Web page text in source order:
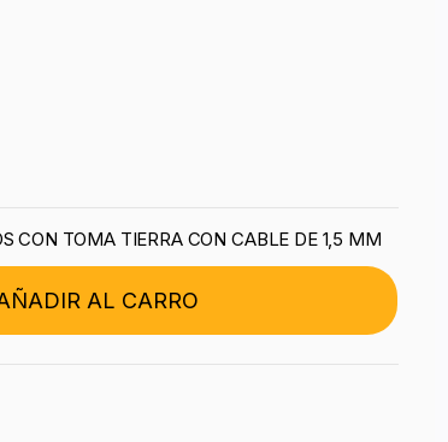
CON TOMA TIERRA CON CABLE DE 1,5 MM
AL CARRO